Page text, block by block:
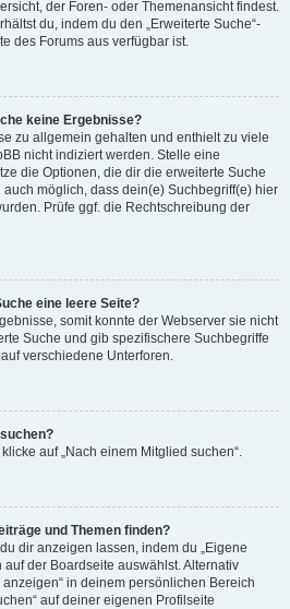
der Foren- oder Themenansicht findest.
du, indem du den „Erweiterte Suche“-
des Forums aus verfügbar ist.
keine Ergebnisse?
zu allgemein gehalten und enthielt zu viele
nicht indiziert werden. Stelle eine
die Optionen, die dir die erweiterte Suche
möglich, dass dein(e) Suchbegriff(e) hier
Prüfe ggf. die Rechtschreibung der
eine leere Seite?
somit konnte der Webserver sie nicht
Suche und gib spezifischere Suchbegriffe
verschiedene Unterforen.
auf „Nach einem Mitglied suchen“.
und Themen finden?
dir anzeigen lassen, indem du „Eigene
auf der Boardseite auswählst. Alternativ
in deinem persönlichen Bereich
auf deiner eigenen Profilseite